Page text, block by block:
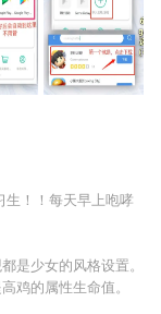
！！每天早上咆哮
是少女的风格设置。
鸡的属性生命值。